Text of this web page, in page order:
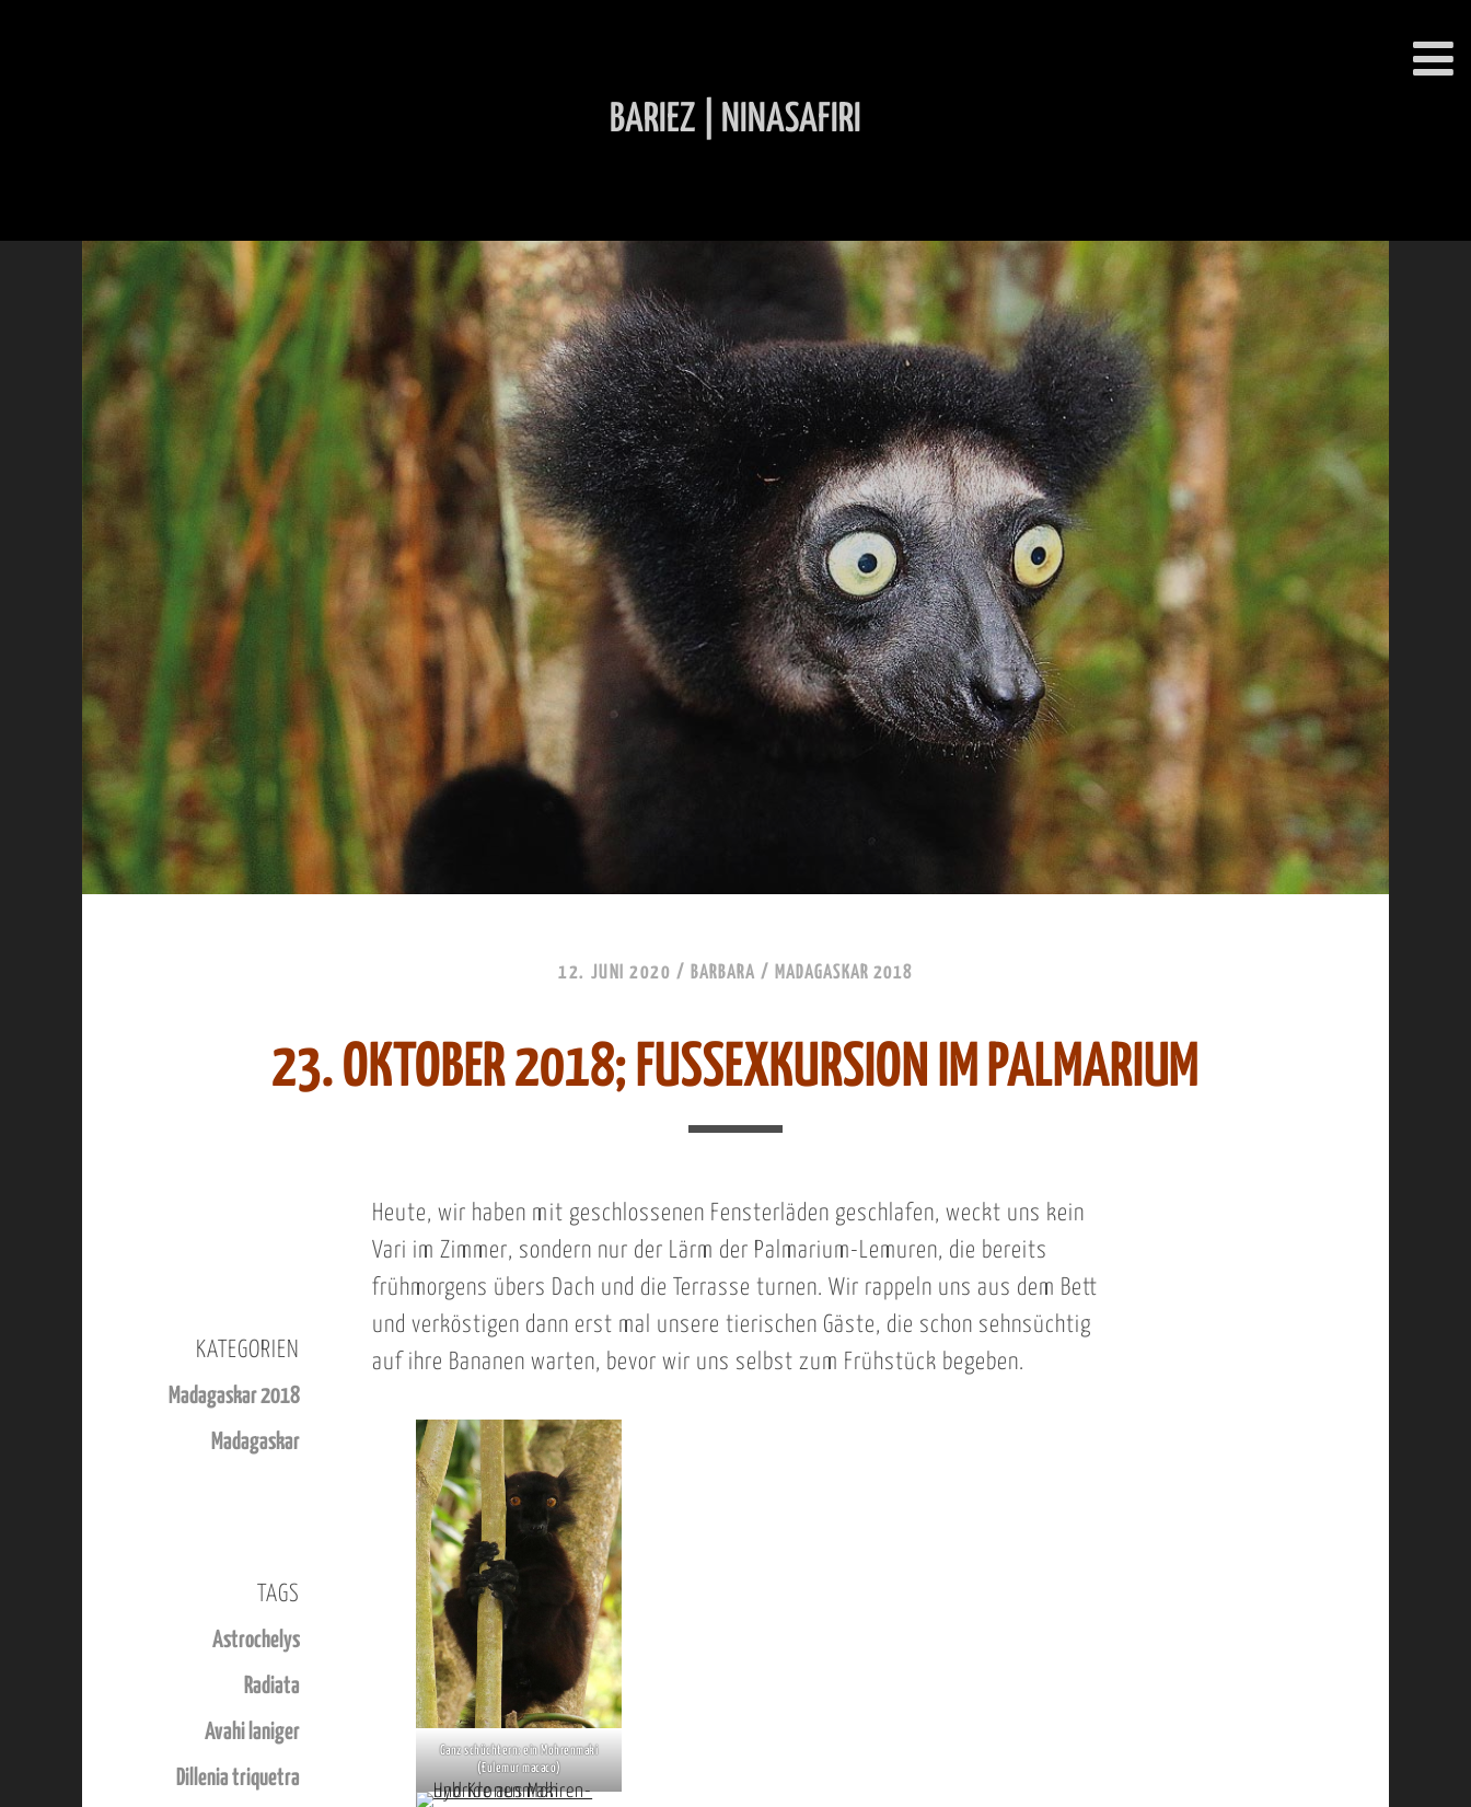
12. JUNI 2020 / BARBARA / MADAGASKAR 2018
23. OKTOBER 2018; FUSSEXKURSION IM PALMARIUM
Heute, wir haben mit geschlossenen Fensterläden geschlafen, weckt uns kein
Vari im Zimmer, sondern nur der Lärm der Palmarium-Lemuren, die bereits
frühmorgens übers Dach und die Terrasse turnen. Wir rappeln uns aus dem Bett
und verköstigen dann erst mal unsere tierischen Gäste, die schon sehnsüchtig
auf ihre Bananen warten, bevor wir uns selbst zum Frühstück begeben.
Ganz schüchtern: ein Mohrenmaki
(Eulemur macaco)
KATEGORIEN
Madagaskar 2018
Madagaskar
TAGS
Astrochelys
Radiata
Avahi laniger
Dillenia triquetra
BARIEZ | NINASAFIRI